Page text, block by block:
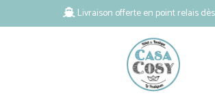
Livraison offerte en point relais